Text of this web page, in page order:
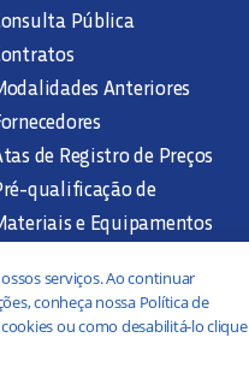
Pública
Anteriores
de Registro de Preços
qualificação de
e Equipamentos
Interna
serviços. Ao continuar
conheça nossa Política de
ou como desabilitá-lo clique